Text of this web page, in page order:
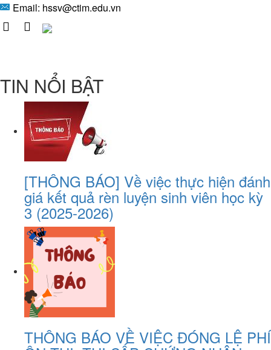
Email: hssv@ctim.edu.vn
TIN NỔI BẬT
[THÔNG BÁO] Về việc thực hiện đánh
giá kết quả rèn luyện sinh viên học kỳ
3 (2025-2026)
THÔNG BÁO VỀ VIỆC ĐÓNG LỆ PHÍ